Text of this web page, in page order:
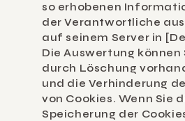
so erhobenen
der Verantwortliche
auf seinem Server in
Die Auswertung können
durch Löschung
und die Verhinderung
von Cookies. Wenn Sie
Speicherung der